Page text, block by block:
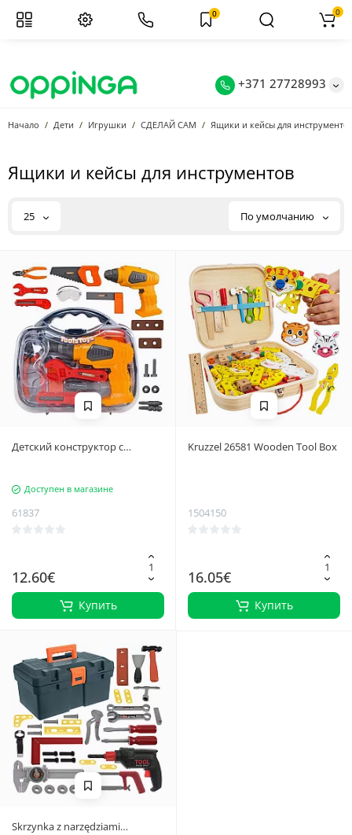
+371 27728993
0 0
Начало Дети Игрушки СДЕЛАЙ САМ Ящики и кейсы для
Ящики и кейсы для инструментов
25 По умолчанию
Детский конструктор с
Доступен в магазине
61837
12.60€
Купить
Kruzzel 26581 Wooden Tool Box
1504150
16.05€
Купить
Skrzynka z narzędziami